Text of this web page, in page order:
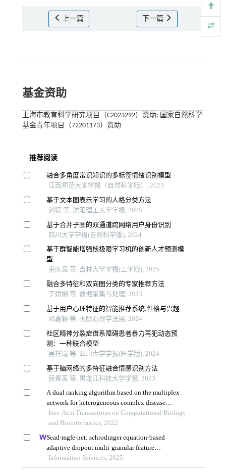
上一篇 下一篇
基金资助
上海市教育科学研究项目（C2023292）资助; 国家自然科学
基金青年项目（72201173）资助